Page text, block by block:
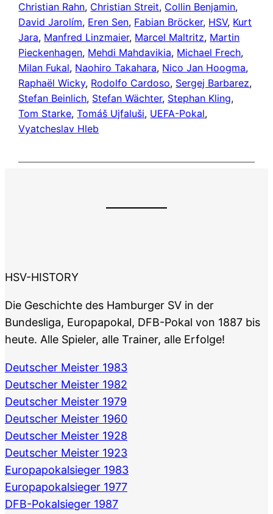
Christian Rahn, Christian Streit, Collin Benjamin
David Jarolím, Eren Sen, Fabian Bröcker, HSV, Kurt
Jara, Manfred Linzmaier, Marcel Maltritz, Martin
Pieckenhagen, Mehdi Mahdavikia, Michael Frech
Milan Fukal, Naohiro Takahara, Nico Jan Hoogma
Raphaël Wicky, Rodolfo Cardoso, Sergej Barbarez
Stefan Beinlich, Stefan Wächter, Stephan Kling
Tom Starke, Tomáš Ujfaluši, UEFA-Pokal
Vyatcheslav Hleb
HSV-HISTORY
Die Geschichte des Hamburger SV in der
Bundesliga, Europapokal, DFB-Pokal von 1887 bis
heute. Alle Spieler, alle Trainer, alle Erfolge!
Deutscher Meister 1983
Deutscher Meister 1982
Deutscher Meister 1979
Deutscher Meister 1960
Deutscher Meister 1928
Deutscher Meister 1923
Europapokalsieger 1983
Europapokalsieger 1977
DFB-Pokalsieger 1987